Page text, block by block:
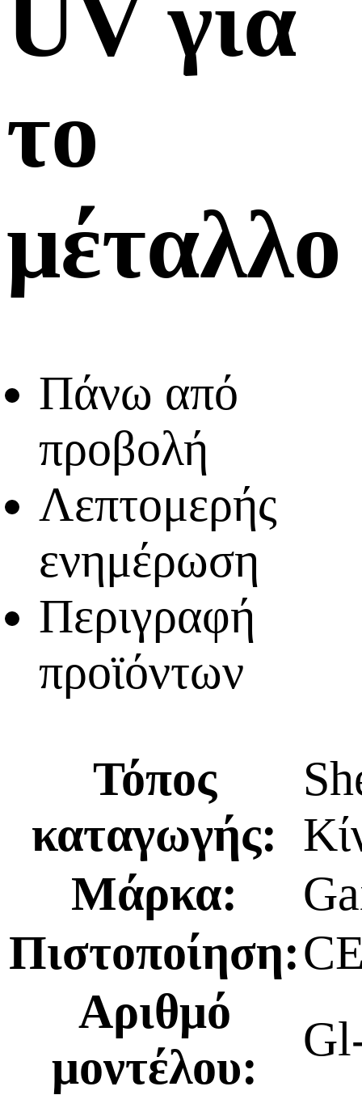
UV για
το
μέταλλο
Πάνω από
προβολή
Λεπτομερής
ενημέρωση
Περιγραφή
προϊόντων
Τόπος
καταγωγής:
Μάρκα:
Πιστοποίηση:
Αριθμό
μοντέλου: